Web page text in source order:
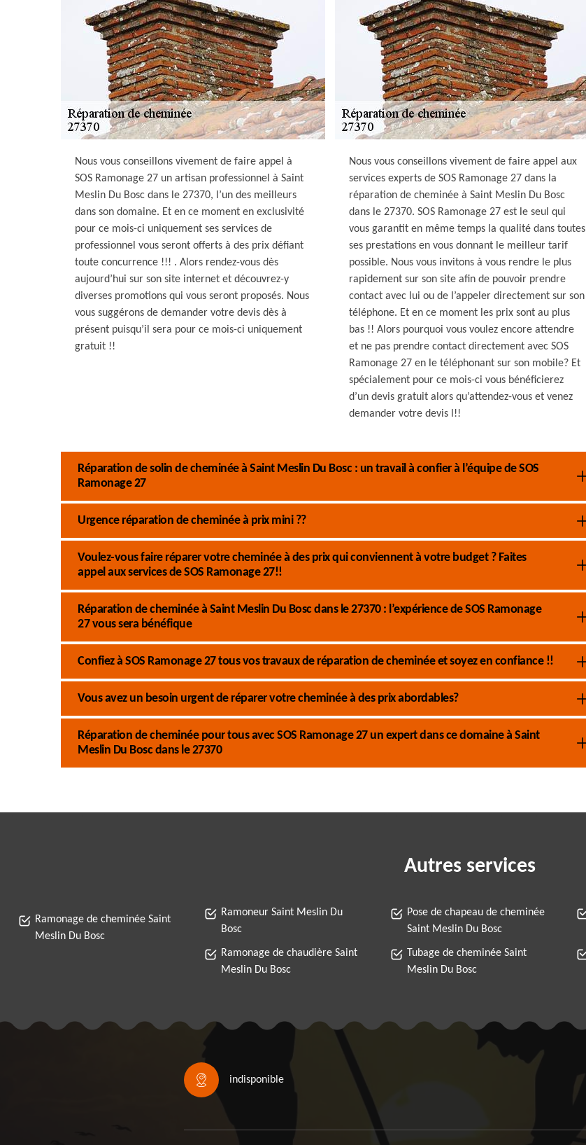
Nous vous conseillons vivement de faire appel à
SOS Ramonage 27 un artisan professionnel à Saint
Meslin Du Bosc dans le 27370, l’un des meilleurs
dans son domaine. Et en ce moment en exclusivité
pour ce mois-ci uniquement ses services de
professionnel vous seront offerts à des prix défiant
toute concurrence !!! . Alors rendez-vous dès
aujourd’hui sur son site internet et découvrez-y
diverses promotions qui vous seront proposés. Nous
vous suggérons de demander votre devis dès à
présent puisqu’il sera pour ce mois-ci uniquement
gratuit !!
Nous vous conseillons vivement de faire appel aux
services experts de SOS Ramonage 27 dans la
réparation de cheminée à Saint Meslin Du Bosc
dans le 27370. SOS Ramonage 27 est le seul qui
vous garantit en même temps la qualité dans toutes
ses prestations en vous donnant le meilleur tarif
possible. Nous vous invitons à vous rendre le plus
rapidement sur son site afin de pouvoir prendre
contact avec lui ou de l’appeler directement sur son
téléphone. Et en ce moment les prix sont au plus
bas !! Alors pourquoi vous voulez encore attendre
et ne pas prendre contact directement avec SOS
Ramonage 27 en le téléphonant sur son mobile? Et
spécialement pour ce mois-ci vous bénéficierez
d’un devis gratuit alors qu’attendez-vous et venez
demander votre devis l!!
Réparation de solin de cheminée à Saint Meslin Du Bosc : un travail à confier à l’équipe de SOS
Ramonage 27
Urgence réparation de cheminée à prix mini ??
Voulez-vous faire réparer votre cheminée à des prix qui conviennent à votre budget ? Faites
appel aux services de SOS Ramonage 27!!
Réparation de cheminée à Saint Meslin Du Bosc dans le 27370 : l’expérience de SOS Ramonage
27 vous sera bénéfique
Confiez à SOS Ramonage 27 tous vos travaux de réparation de cheminée et soyez en confiance !!
Vous avez un besoin urgent de réparer votre cheminée à des prix abordables?
Réparation de cheminée pour tous avec SOS Ramonage 27 un expert dans ce domaine à Saint
Meslin Du Bosc dans le 27370
Autres services
Ramonage de cheminée Saint
Meslin Du Bosc
Ramoneur Saint Meslin Du
Bosc
Ramonage de chaudière Saint
Meslin Du Bosc
Pose de chapeau de cheminée
Saint Meslin Du Bosc
Tubage de cheminée Saint
Meslin Du Bosc
indisponible